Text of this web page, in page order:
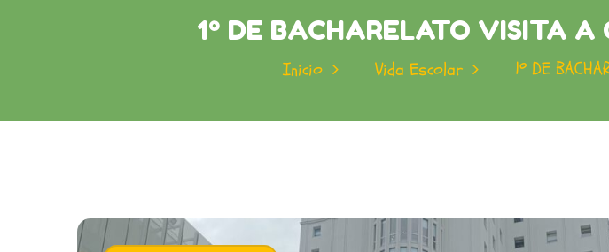
1º DE BACHARELATO VISITA
Inicio Vida Escolar 1º DE